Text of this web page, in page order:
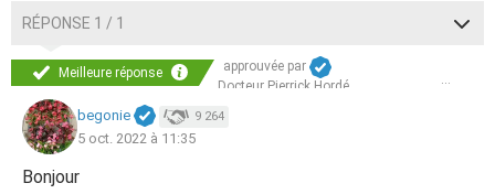
RÉPONSE 1 / 1
Meilleure réponse
approuvée par
Docteur Pierrick Hordé
begonie 9 264
5 oct. 2022 à 11:35
Bonjour